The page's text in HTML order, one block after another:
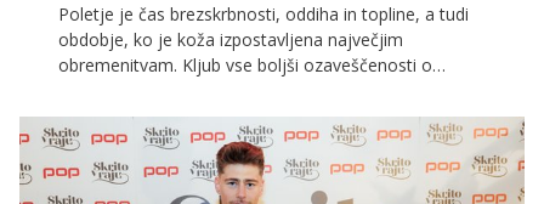
Poletje je čas brezskrbnosti, oddiha in topline, a tudi
obdobje, ko je koža izpostavljena največjim
obremenitvam. Kljub vse boljši ozaveščenosti o
nekatere mite, ki lahko vodijo do prezgodnjega
staranja kože, pigmentnih madežev, sončnih opeklin
ali celo povečajo tveganje za kožnega raka.